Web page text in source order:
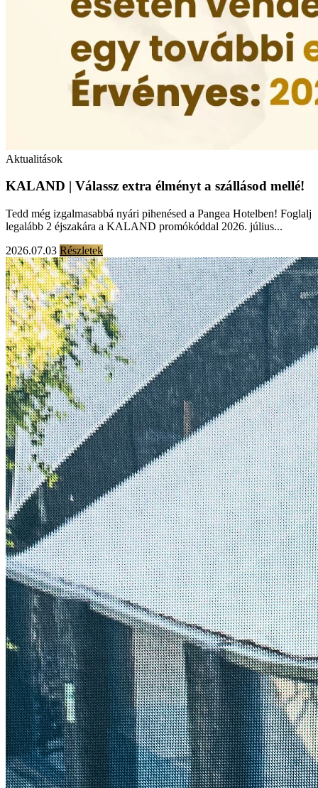
Aktualitások
KALAND | Válassz extra élményt a szállásod mellé!
Tedd még izgalmasabbá nyári pihenésed a Pangea Hotelben! Foglalj
legalább 2 éjszakára a KALAND promókóddal 2026. július...
2026.07.03 Részletek